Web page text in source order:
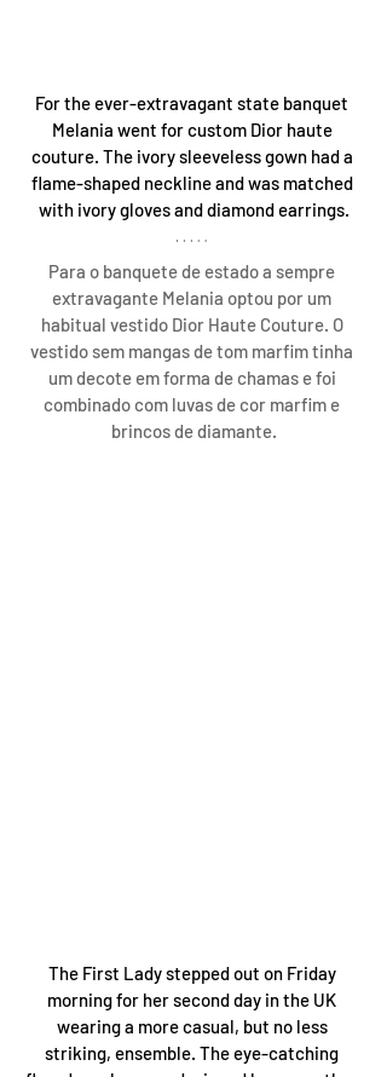
For the ever-extravagant state banquet
Melania went for custom Dior haute
couture. The ivory sleeveless gown had a
flame-shaped neckline and was matched
with ivory gloves and diamond earrings.
Para o banquete de estado a sempre
extravagante Melania optou por um
habitual vestido Dior Haute Couture. O
vestido sem mangas de tom marfim tinha
um decote em forma de chamas e foi
combinado com luvas de cor marfim e
brincos de diamante.
The First Lady stepped out on Friday
morning for her second day in the UK
wearing a more casual, but no less
striking, ensemble. The eye-catching